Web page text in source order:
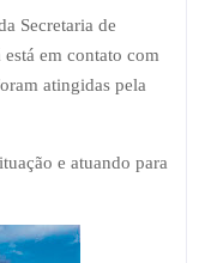
Secretaria de
em contato com
atingidas pela
e atuando para